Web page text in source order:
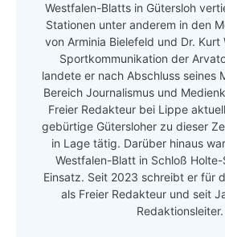
Westfalen-Blatts in Gütersloh
Stationen unter anderem in den
von Arminia Bielefeld und Dr. Kurt
Sportkommunikation der
landete er nach Abschluss seines
Bereich Journalismus und
Freier Redakteur bei Lippe
gebürtige Gütersloher zu dieser
in Lage tätig. Darüber hinaus
Westfalen-Blatt in Schloß
Einsatz. Seit 2023 schreibt er für
als Freier Redakteur und seit
Redaktionsleiter.